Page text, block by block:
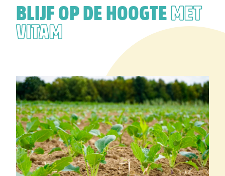
BLIJF OP DE HOOGTEMET
VITAM